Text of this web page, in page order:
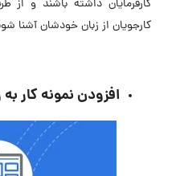
کارفرمایان داشته باشند و از
کارجویان از زبان خودشان آشنا
افزودن نمونه کار